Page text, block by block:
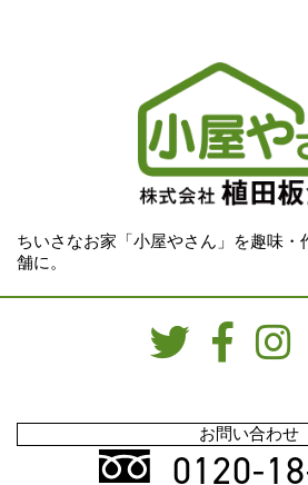
ちいさなお家「小屋やさん」を趣味・
舗に。
お問い合わせ
0120-